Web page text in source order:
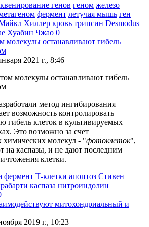
генов геном железо
фермент летучая мышь ген
Хиллер кровь трипсин Desmodus
Хуабин Чжао 0
молекулы останавливают гибель
2021 г., 8:46
метод ингибирования
возможность контролировать
гибель клеток в культивируемых
Это возможно за счет
химических молекул - "фотоклеток",
на каспазы, и не дают последним
клетки.
фермент Т-клетки апоптоз Стивен
каспаза нитроиндолин
митохондриальный и
2019 г., 10:23